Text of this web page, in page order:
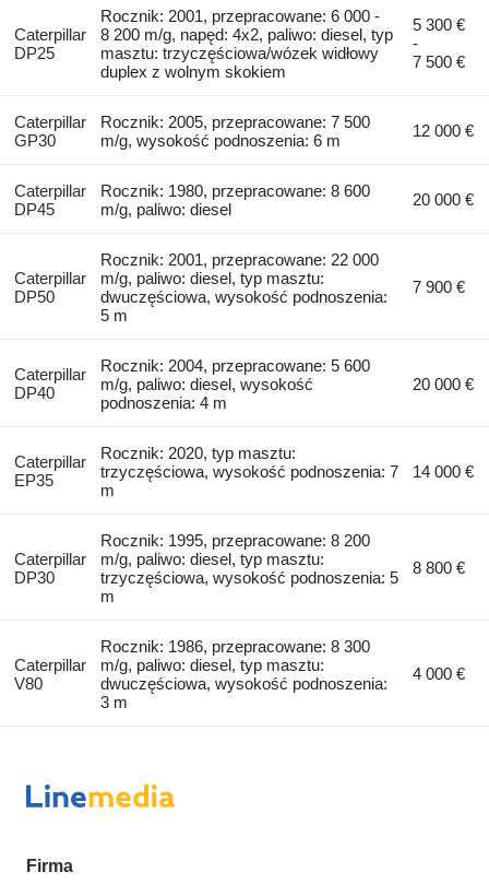
Caterpillar
DP25
Rocznik: 2001, przepracowane: 6 000 -
8 200 m/g, napęd: 4x2, paliwo: diesel, typ
masztu: trzyczęściowa/wózek widłowy
duplex z wolnym skokiem
5 300 €
-
7 500 €
Caterpillar
GP30
Rocznik: 2005, przepracowane: 7 500
m/g, wysokość podnoszenia: 6 m
12 000 €
Caterpillar
DP45
Rocznik: 1980, przepracowane: 8 600
m/g, paliwo: diesel
20 000 €
Caterpillar
DP50
Rocznik: 2001, przepracowane: 22 000
m/g, paliwo: diesel, typ masztu:
dwuczęściowa, wysokość podnoszenia:
5 m
7 900 €
Caterpillar
DP40
Rocznik: 2004, przepracowane: 5 600
m/g, paliwo: diesel, wysokość
podnoszenia: 4 m
20 000 €
Caterpillar
EP35
Rocznik: 2020, typ masztu:
trzyczęściowa, wysokość podnoszenia: 7
m
14 000 €
Caterpillar
DP30
Rocznik: 1995, przepracowane: 8 200
m/g, paliwo: diesel, typ masztu:
trzyczęściowa, wysokość podnoszenia: 5
m
8 800 €
Caterpillar
V80
Rocznik: 1986, przepracowane: 8 300
m/g, paliwo: diesel, typ masztu:
dwuczęściowa, wysokość podnoszenia:
3 m
4 000 €
Firma